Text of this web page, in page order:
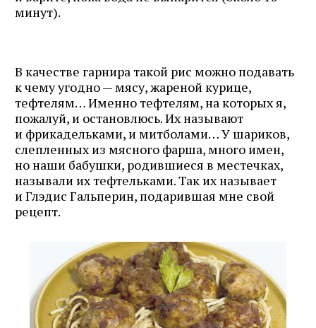
минут).
В качестве гарнира такой рис можно подавать
к чему угодно — мясу, жареной курице,
тефтелям… Именно тефтелям, на которых я,
пожалуй, и остановлюсь. Их называют
и фрикадельками, и митболами… У шариков,
слепленных из мясного фарша, много имен,
но наши бабушки, родившиеся в местечках,
называли их тефтельками. Так их называет
и Глэдис Гальперин, подарившая мне свой
рецепт.